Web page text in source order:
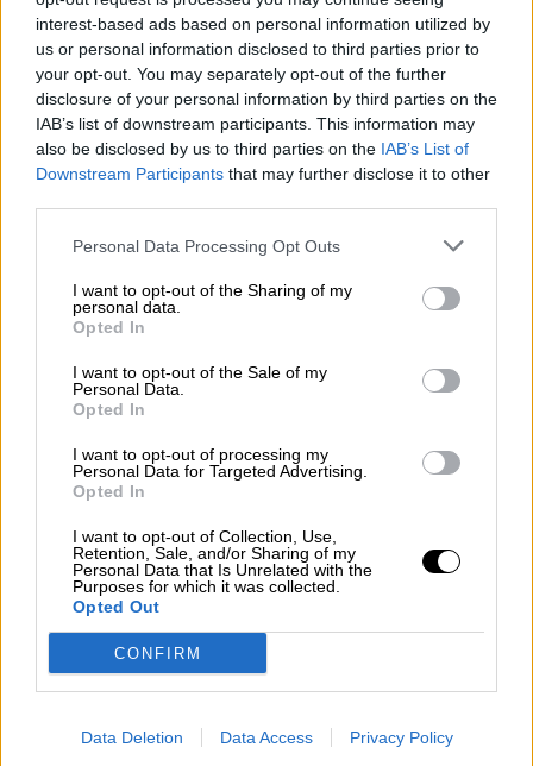
interest-based ads based on personal information utilized by
us or personal information disclosed to third parties prior to
your opt-out. You may separately opt-out of the further
disclosure of your personal information by third parties on the
IAB’s list of downstream participants. This information may
also be disclosed by us to third parties on the IAB’s List of
Downstream Participants that may further disclose it to other
Personal Data Processing Opt Outs
I want to opt-out of the Sharing of my
personal data.
Opted In
I want to opt-out of the Sale of my
Personal Data.
Opted In
I want to opt-out of processing my
Personal Data for Targeted Advertising.
Opted In
I want to opt-out of Collection, Use,
Retention, Sale, and/or Sharing of my
Personal Data that Is Unrelated with the
Purposes for which it was collected.
Opted Out
CONFIRM
Data Deletion Data Access Privacy Policy
Ayuso: ¿de dónde saldrán los médicos
para el nuevo hospital?. "No sabe no
Ayuso se niega a responder de dónde saldrá el
Valdebebas: “Son preguntas que no se le hacen a un
presidente autonómico”
Marina Pastor
lunes, 26 de octubre de 2020